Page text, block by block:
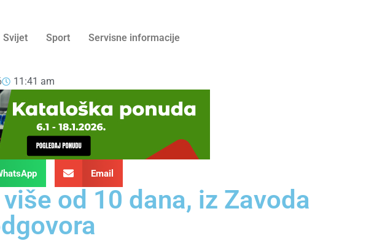
Svijet Sport Servisne informacije
11:41 am
Email
od 10 dana, iz Zavoda